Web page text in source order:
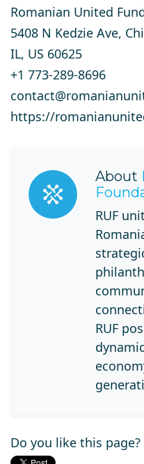
Romanian United
5408 N Kedzie Ave,
IL, US 60625
+1 773-289-8696
https://
About
RUF
RUF
Do you like this page?